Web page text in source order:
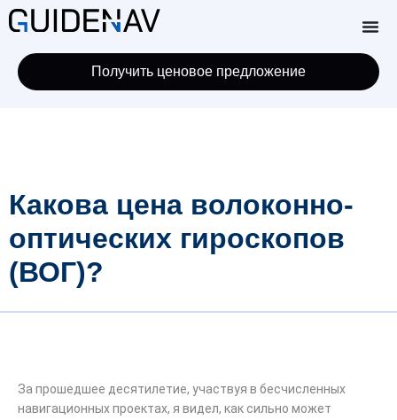
Получить ценовое предложение
Какова цена волоконно-
оптических гироскопов
(ВОГ)?
За прошедшее десятилетие, участвуя в бесчисленных
навигационных проектах, я видел, как сильно может